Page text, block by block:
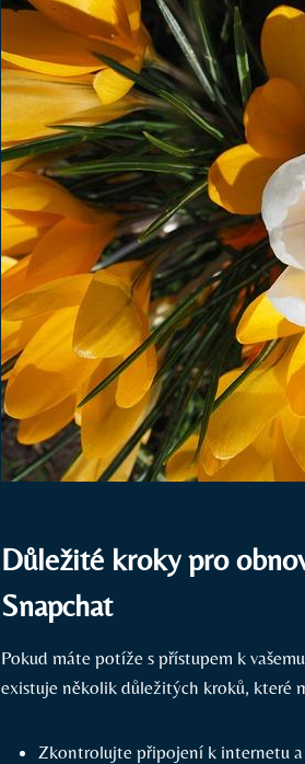
Důležité kroky pro
Snapchat
Pokud máte potíže s přístupem k
existuje několik důležitých kroků, které
Zkontrolujte připojení k internetu a